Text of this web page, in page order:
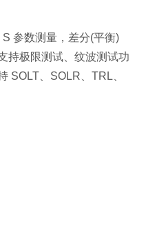
参数测量，差分(平衡)
持极限测试、纹波测试功
SOLT、SOLR、TRL、